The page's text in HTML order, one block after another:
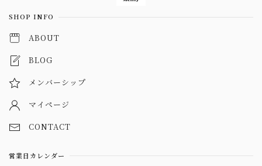
SHOP INFO
ABOUT
BLOG
メンバーシップ
マイページ
CONTACT
営業日カレンダー